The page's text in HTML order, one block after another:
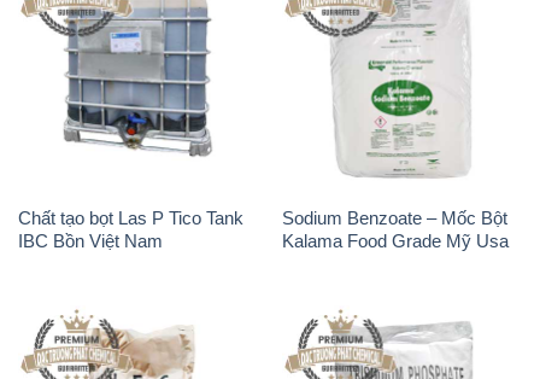
Chất tạo bọt Las P Tico Tank
IBC Bồn Việt Nam
Sodium Benzoate – Mốc Bột
Kalama Food Grade Mỹ Usa